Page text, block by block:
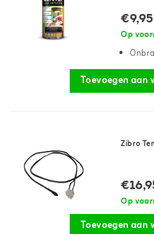
€9,95
Op
Toevoegen aan
Zibro
Op
Toevoegen aan